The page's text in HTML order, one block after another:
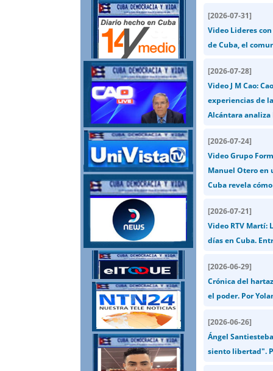
[2026-07-31]
Video Lideres
de Cuba, el
[2026-07-28]
Video J M Cao:
experiencias de
Alcántara analiza
[2026-07-24]
Video Grupo
Manuel Otero en
Cuba revela
[2026-07-21]
Video RTV Martí:
días en Cuba.
[2026-06-29]
Crónica del
el poder. Por
[2026-06-26]
Ángel
siento libertad".